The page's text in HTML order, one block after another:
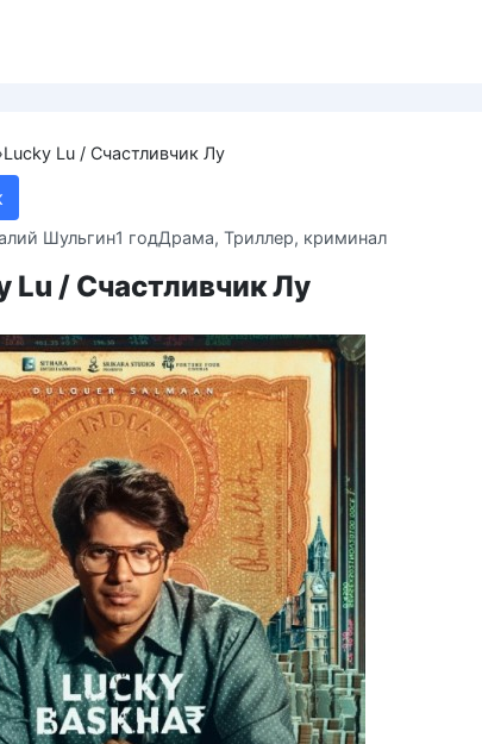
Lucky Lu / Счастливчик Лу
Шульгин1 годДрама, Триллер, криминал
Lu / Счастливчик Лу